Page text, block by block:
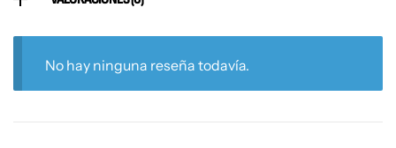
No hay ninguna reseña todavía.